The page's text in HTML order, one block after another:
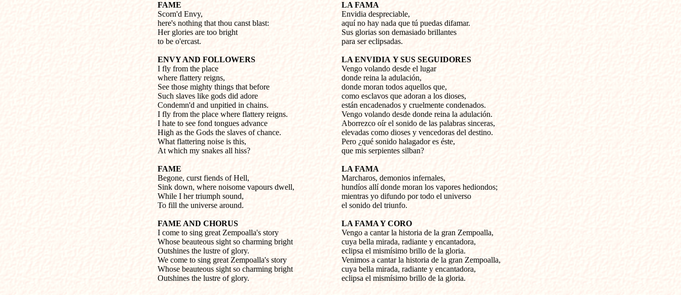
FAME
Scorn'd Envy,
here's nothing that thou canst blast:
Her glories are too bright
to be o'ercast.
ENVY AND FOLLOWERS
I fly from the place
where flattery reigns,
See those mighty things that before
Such slaves like gods did adore
Condemn'd and unpitied in chains.
I fly from the place where flattery reigns.
I hate to see fond tongues advance
High as the Gods the slaves of chance.
What flattering noise is this,
At which my snakes all hiss?
FAME
Begone, curst fiends of Hell,
Sink down, where noisome vapours dwell,
While I her triumph sound,
To fill the universe around.
FAME AND CHORUS
I come to sing great Zempoalla's story
Whose beauteous sight so charming bright
Outshines the lustre of glory.
We come to sing great Zempoalla's story
Whose beauteous sight so charming bright
Outshines the lustre of glory.
LA FAMA
Envidia despreciable,
aquí no hay nada que tú puedas difamar.
Sus glorias son demasiado brillantes
para ser eclipsadas.
LA ENVIDIA Y SUS SEGUIDORES
Vengo volando desde el lugar
donde reina la adulación,
donde moran todos aquellos que,
como esclavos que adoran a los dioses,
están encadenados y cruelmente condenados.
Vengo volando desde donde reina la adulación.
Aborrezco oír el sonido de las palabras sinceras,
elevadas como dioses y vencedoras del destino.
Pero ¿qué sonido halagador es éste,
que mis serpientes silban?
LA FAMA
Marcharos, demonios infernales,
hundíos allídonde moran los vapores hediondos;
mientras yo difundo por todo el universo
el sonido del triunfo.
LA FAMA Y CORO
Vengo a cantar la historia de la gran Zempoalla,
cuya bella mirada, radiante y encantadora,
eclipsa el mismísimo brillo de la gloria.
Venimos a cantar la historia de la gran Zempoalla,
cuya bella mirada, radiante y encantadora,
eclipsa el mismísimo brillo de la gloria.